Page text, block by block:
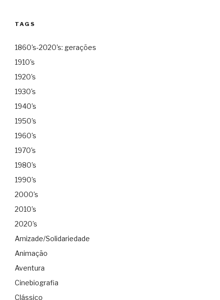
TAGS
1860's-2020's: gerações
1910's
1920's
1930's
1940's
1950's
1960's
1970's
1980's
1990's
2000's
2010's
2020's
Amizade/Solidariedade
Animação
Aventura
Cinebiografia
Clássico